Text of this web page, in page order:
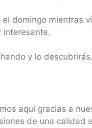
domingo mientras
interesante.
y lo
aquí gracias a
de una calidad